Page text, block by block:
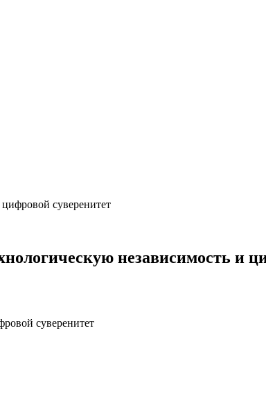
суверенитет
независимость и